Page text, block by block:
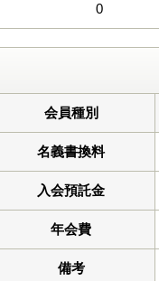
0
会員種別
名義書換料
入会預託金
年会費
備考